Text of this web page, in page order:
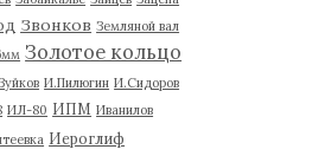
Звонков Земляной вал
Золотое кольцо
И.Пилюгин И.Сидоров
ИЛ-80 ИПМ Иванилов
Иероглиф